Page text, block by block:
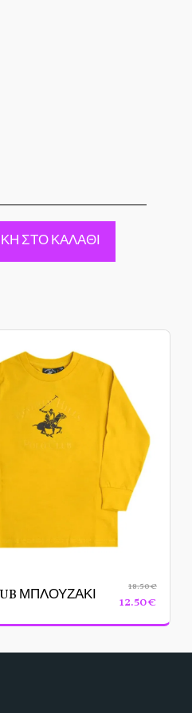
ΣΤΟ ΚΑΛΆΘΙ
ΜΠΛΟΥΖΑΚΙ 18.50€
12.50€